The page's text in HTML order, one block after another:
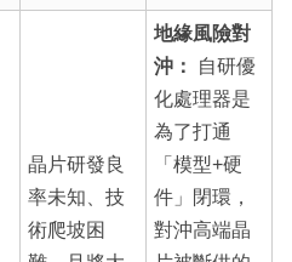
晶片研發良
率未知、技
術爬坡困
地緣風險對
沖：
自研優
化處理器是
為了打通
「模型+硬
件」閉環，
對沖高端晶